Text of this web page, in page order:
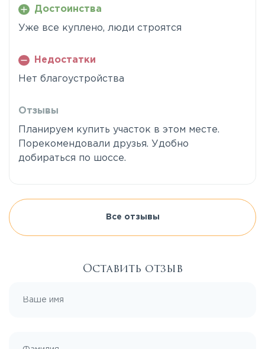
Достоинства
Уже все куплено, люди строятся
Недостатки
Нет благоустройства
Отзывы
Планируем купить участок в этом месте.
Порекомендовали друзья. Удобно
добираться по шоссе.
Все отзывы
Оставить отзыв